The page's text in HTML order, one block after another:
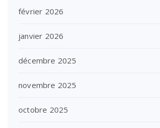
février 2026
janvier 2026
décembre 2025
novembre 2025
octobre 2025